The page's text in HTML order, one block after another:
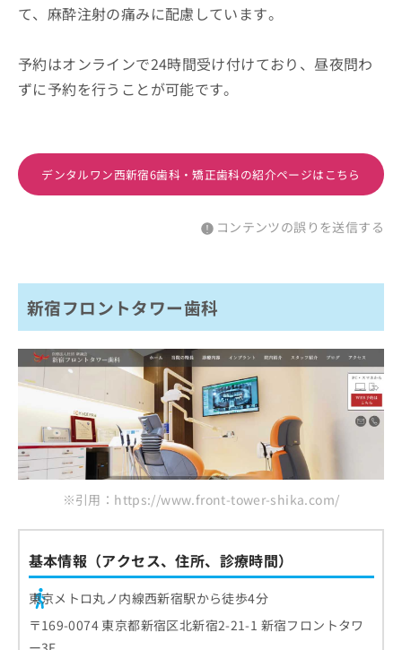
て、麻酔注射の痛みに配慮しています。
予約はオンラインで24時間受け付けており、昼夜問わ
ずに予約を行うことが可能です。
デンタルワン西新宿6歯科・矯正歯科の紹介ページはこちら
コンテンツの誤りを送信する
新宿フロントタワー歯科
※引用：https://www.front-tower-shika.com/
基本情報（アクセス、住所、診療時間）
東京メトロ丸ノ内線西新宿駅から徒歩4分
〒169-0074 東京都新宿区北新宿2-21-1 新宿フロントタワ